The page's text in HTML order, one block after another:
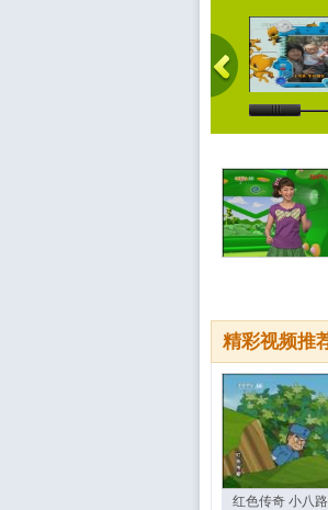
精彩视频推
红色传奇 小八